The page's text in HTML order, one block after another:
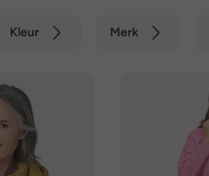
Kleur Merk